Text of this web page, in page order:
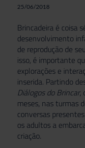
25/06/2018
Brincadeira é coisa
desenvolvimento
de reprodução de
isso, é importante
explorações e
inserida. Partindo
Diálogos do Brincar,
meses, nas turmas
conversas
os adultos a
criação.